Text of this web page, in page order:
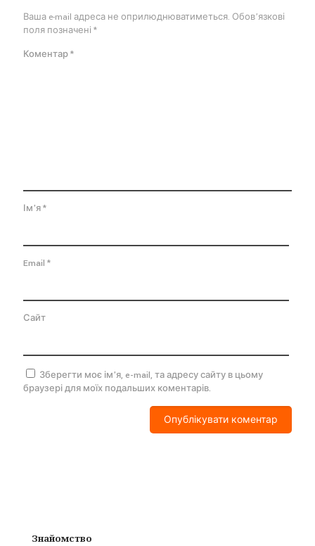
Ваша e-mail адреса не оприлюднюватиметься. Обов’язкові
поля позначені *
Коментар*
Ім'я*
Email *
Сайт
Зберегти моє ім'я, e-mail, та адресу сайту в цьому
браузері для моїх подальших коментарів.
Знайомство